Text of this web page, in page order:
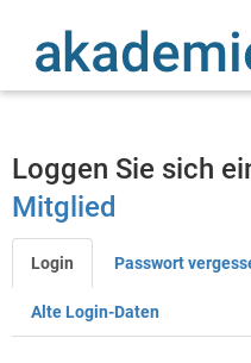
Inhalt
Loggen Sie sich
Mitglied
Primäre
Reiter
Login Passwort
Alte Login-Daten